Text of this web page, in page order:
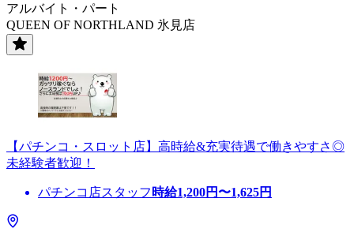
アルバイト・パート
QUEEN OF NORTHLAND 氷見店
【パチンコ・スロット店】高時給&充実待遇で働きやすさ◎
未経験者歓迎！
パチンコ店スタッフ 時給1,200円〜1,625円